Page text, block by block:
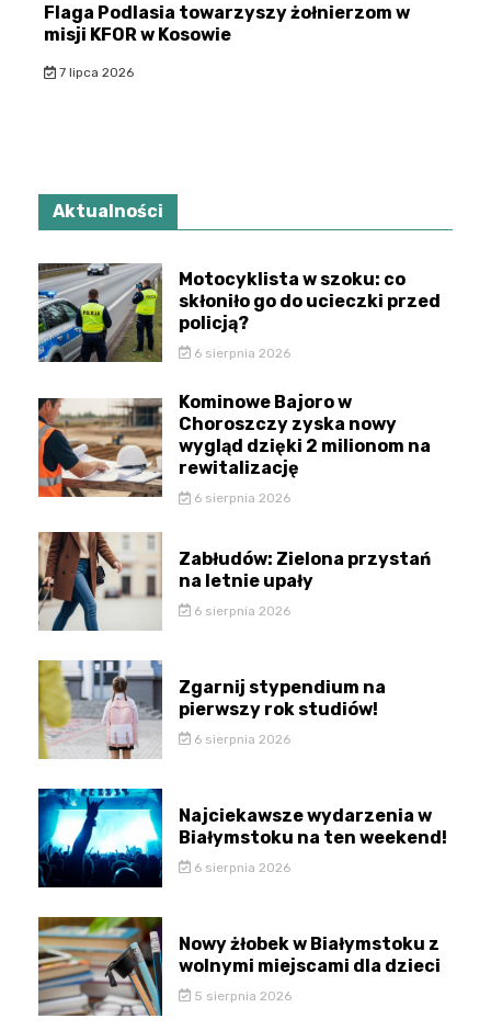
Flaga Podlasia towarzyszy żołnierzom w
misji KFOR w Kosowie
7 lipca 2026
Aktualności
Motocyklista w szoku: co
skłoniło go do ucieczki przed
policją?
6 sierpnia 2026
Kominowe Bajoro w
Choroszczy zyska nowy
wygląd dzięki 2 milionom na
rewitalizację
6 sierpnia 2026
Zabłudów: Zielona przystań
na letnie upały
6 sierpnia 2026
Zgarnij stypendium na
pierwszy rok studiów!
6 sierpnia 2026
Najciekawsze wydarzenia w
Białymstoku na ten weekend!
6 sierpnia 2026
Nowy żłobek w Białymstoku z
wolnymi miejscami dla dzieci
5 sierpnia 2026